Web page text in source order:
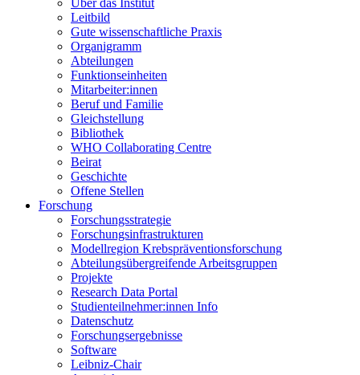
Über das Institut
Leitbild
Gute wissenschaftliche Praxis
Organigramm
Abteilungen
Funktionseinheiten
Mitarbeiter:innen
Beruf und Familie
Gleichstellung
Bibliothek
WHO Collaborating Centre
Beirat
Geschichte
Offene Stellen
Forschung
Forschungsstrategie
Forschungsinfrastrukturen
Modellregion Krebspräventionsforschung
Abteilungsübergreifende Arbeitsgruppen
Projekte
Research Data Portal
Studienteilnehmer:innen Info
Datenschutz
Forschungsergebnisse
Software
Leibniz-Chair